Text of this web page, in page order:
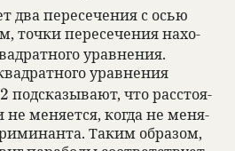
два пере­се­че­ния с осью
точки пере­се­че­ния нахо­
урав­не­ния.
урав­не­ния
2
под­ска­зы­вают, что рас­сто­я­
меня­ется, когда не меня­
Таким обра­зом,